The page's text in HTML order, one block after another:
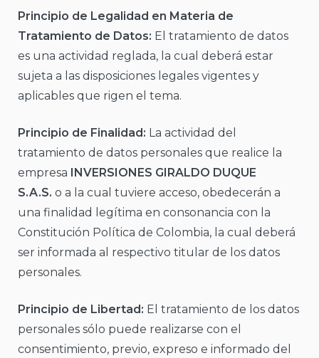
Principio de Legalidad en Materia de
Tratamiento de Datos: El tratamiento de datos
es una actividad reglada, la cual deberá estar
sujeta a las disposiciones legales vigentes y
aplicables que rigen el tema.
Principio de Finalidad: La actividad del
tratamiento de datos personales que realice la
empresa INVERSIONES GIRALDO DUQUE
S.A.S. o a la cual tuviere acceso, obedecerán a
una finalidad legítima en consonancia con la
Constitución Política de Colombia, la cual deberá
ser informada al respectivo titular de los datos
personales.
Principio de Libertad: El tratamiento de los datos
personales sólo puede realizarse con el
consentimiento, previo, expreso e informado del